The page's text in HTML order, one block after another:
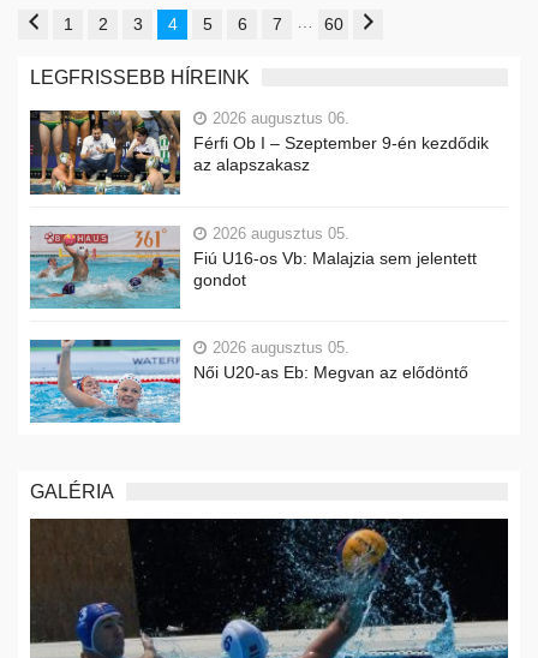
1 2 3 4 5 6 7 60
LEGFRISSEBB HÍREINK
2026 augusztus 06.
Férfi Ob I – Szeptember 9-én kezdődik
az alapszakasz
2026 augusztus 05.
Fiú U16-os Vb: Malajzia sem jelentett
gondot
2026 augusztus 05.
Női U20-as Eb: Megvan az elődöntő
GALÉRIA